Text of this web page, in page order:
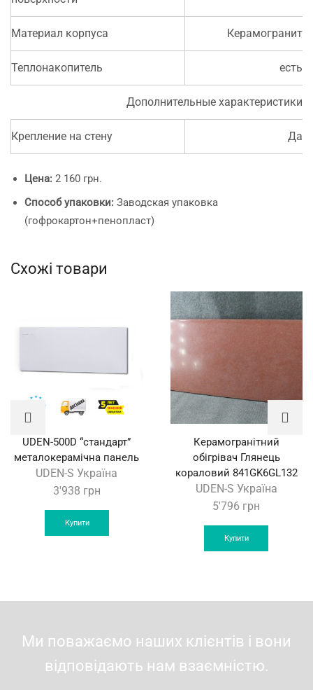
Материал корпуса Керамогранит
Теплонакопитель есть
Дополнительные характеристики
Крепление на стену Да
Цена: 2 160 грн.
Способ упаковки: Заводская упаковка
(гофрокартон+пенопласт)
Схожі товари
UDEN-500D “стандарт”
металокерамічна панель
UDEN-S Україна
3'938 грн
Купити
Керамогранітний
обігрівач Глянець
кораловий 841GK6GL132
UDEN-S Україна
5'796 грн
Купити
Ми поважаємо наших клієнтів і вони
відповідають нам взаємністю.